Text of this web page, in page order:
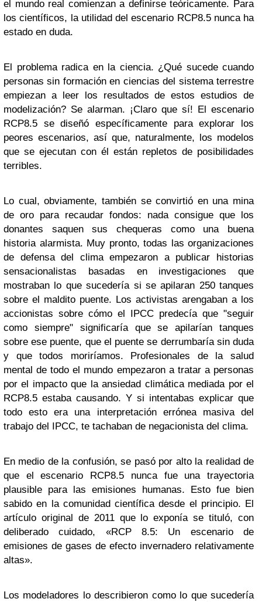
el mundo real comienzan a definirse teóricamente. Para
los científicos, la utilidad del escenario RCP8.5 nunca ha
estado en duda.
El problema radica en la ciencia. ¿Qué sucede cuando
personas sin formación en ciencias del sistema terrestre
empiezan a leer los resultados de estos estudios de
modelización? Se alarman. ¡Claro que sí! El escenario
RCP8.5 se diseñó específicamente para explorar los
peores escenarios, así que, naturalmente, los modelos
que se ejecutan con él están repletos de posibilidades
terribles.
Lo cual, obviamente, también se convirtió en una mina
de oro para recaudar fondos: nada consigue que los
donantes saquen sus chequeras como una buena
historia alarmista. Muy pronto, todas las organizaciones
de defensa del clima empezaron a publicar historias
sensacionalistas basadas en investigaciones que
mostraban lo que sucedería si se apilaran 250 tanques
sobre el maldito puente. Los activistas arengaban a los
accionistas sobre cómo el IPCC predecía que "seguir
como siempre" significaría que se apilarían tanques
sobre ese puente, que el puente se derrumbaría sin duda
y que todos moriríamos. Profesionales de la salud
mental de todo el mundo empezaron a tratar a personas
por el impacto que la ansiedad climática mediada por el
RCP8.5 estaba causando. Y si intentabas explicar que
todo esto era una interpretación errónea masiva del
trabajo del IPCC, te tachaban de negacionista del clima.
En medio de la confusión, se pasó por alto la realidad de
que el escenario RCP8.5 nunca fue una trayectoria
plausible para las emisiones humanas. Esto fue bien
sabido en la comunidad científica desde el principio. El
artículo original de 2011 que lo exponía se tituló, con
deliberado cuidado, «RCP 8.5: Un escenario de
emisiones de gases de efecto invernadero relativamente
altas».
Los modeladores lo describieron como lo que sucedería